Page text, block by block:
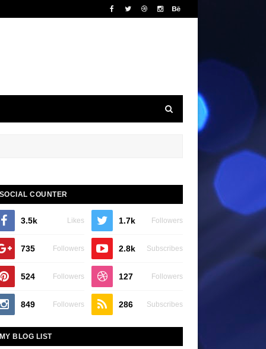
COUNTER
3.5k Likes 1.7k Followers
735 Followers 2.8k Subscribes
524 Followers 127 Followers
849 Followers 286 Subscribes
BLOG LIST